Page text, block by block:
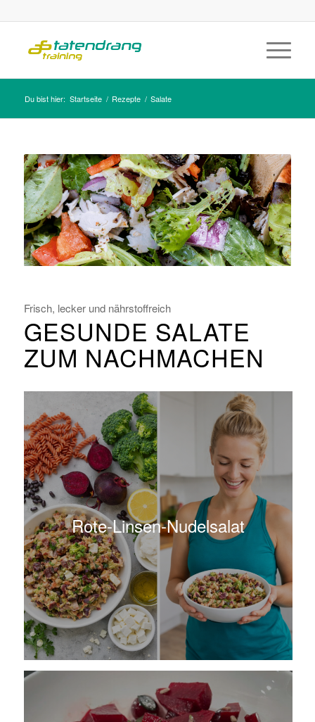
Du bist hier: Startseite / Rezepte / Salate
Frisch, lecker und nährstoffreich
GESUNDE SALATE
ZUM NACHMACHEN
Rote-Linsen-Nudelsalat